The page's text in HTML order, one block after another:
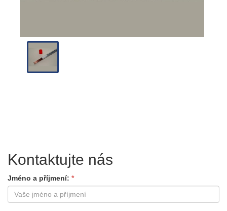
Kontaktujte nás
Jméno a příjmení